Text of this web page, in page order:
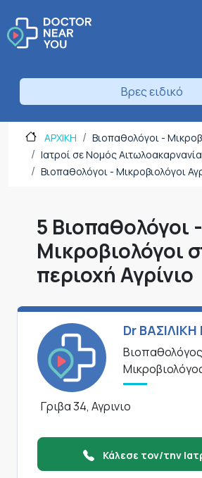
Βρες ειδικό
ΑΡΧΙΚΗ
Βιοπαθολόγοι -
Ιατροί σε Νομός
Βιοπαθολόγοι - Μικροβιολόγοι
5 Βιοπαθολόγοι -
Μικροβιολόγοι
περιοχή Αγρίνιο
Dr
Γριβα 34, Αγρινιο
Κάλεσε τον/την